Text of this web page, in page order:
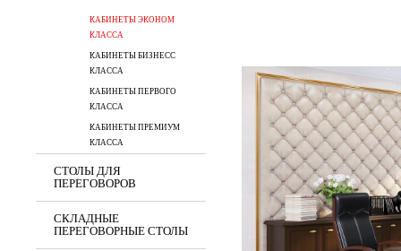
КАБИНЕТЫ ЭКОНОМ
КЛАССА
КАБИНЕТЫ БИЗНЕСС
КЛАССА
КАБИНЕТЫ ПЕРВОГО
КЛАССА
КАБИНЕТЫ ПРЕМИУМ
КЛАССА
СТОЛЫ ДЛЯ
ПЕРЕГОВОРОВ
СКЛАДНЫЕ
ПЕРЕГОВОРНЫЕ СТОЛЫ